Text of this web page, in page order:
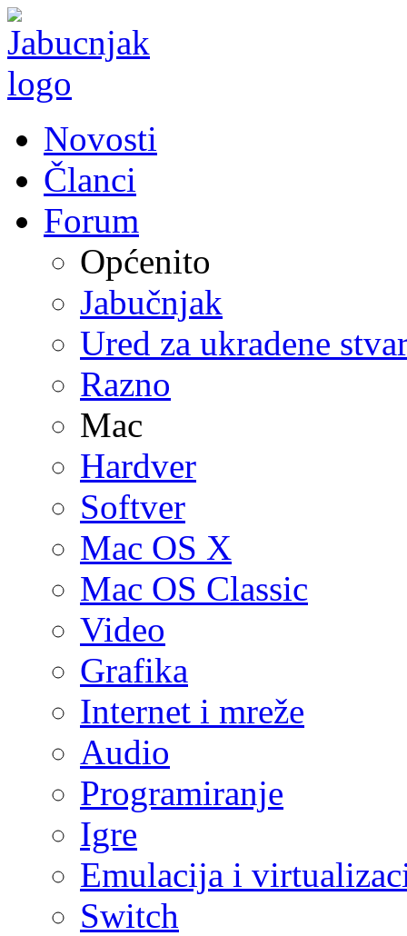
Novosti
Članci
Forum
Općenito
Jabučnjak
Ured za ukradene
Razno
Mac
Hardver
Softver
Mac OS X
Mac OS Classic
Video
Grafika
Internet i mreže
Audio
Programiranje
Igre
Emulacija i
Switch